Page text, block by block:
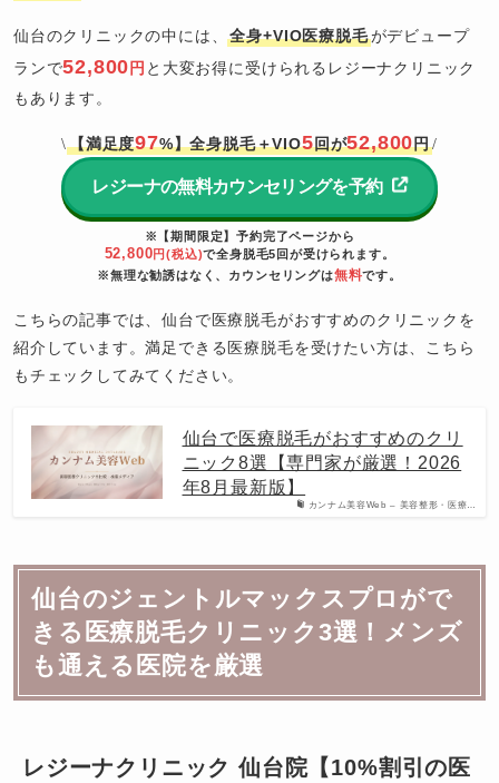
仙台のクリニックの中には、全身+VIO医療脱毛がデビュープ
ランで52,800 円 と大変お得に受けられるレジーナクリニック
もあります。
\【満足度97%】全身脱毛＋VIO5回が52,800円/
レジーナの無料カウンセリングを予約
※【期間限定】予約完了ページから
52,800円(税込)で全身脱毛5回が受けられます。
※無理な勧誘はなく、カウンセリングは無料です。
こちらの記事では、仙台で医療脱毛がおすすめのクリニックを
紹介しています。満足できる医療脱毛を受けたい方は、こちら
もチェックしてみてください。
カンナム美容Web – 美容整形・医療…
仙台で医療脱毛がおすすめのクリ
ニック8選【専門家が厳選！2026
年8月最新版】
仙台のジェントルマックスプロがで
きる医療脱毛クリニック3選！メンズ
も通える医院を厳選
レジーナクリニック 仙台院【10%割引の医